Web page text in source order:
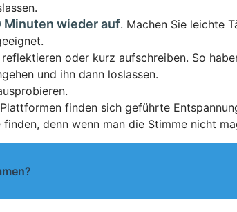
Minuten wieder auf. Machen Sie leichte
oder kurz aufschreiben. So
und ihn dann loslassen.
finden sich geführte
denn wenn man die Stimme nicht